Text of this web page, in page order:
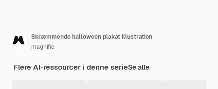
Skræmmende halloween plakat illustration
magnific
Flere AI-ressourcer i denne serieSe alle